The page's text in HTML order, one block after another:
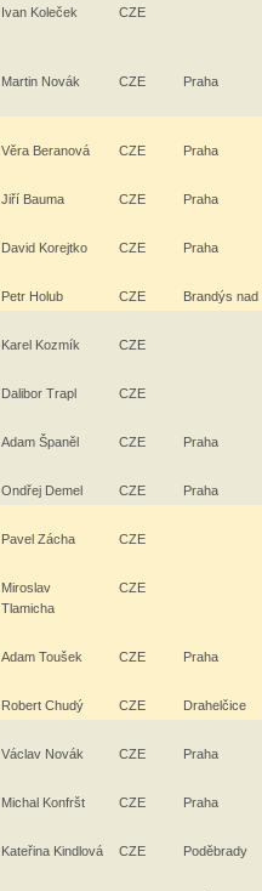
Ivan Koleček CZE
Martin Novák CZE Praha
Věra Beranová CZE Praha
Jiří Bauma CZE Praha
David Korejtko CZE Praha
Petr Holub CZE Brandýs nad
Karel Kozmík CZE
Dalibor Trapl CZE
Adam Španěl CZE Praha
Ondřej Demel CZE Praha
Pavel Zácha CZE
Miroslav
Tlamicha
CZE
Adam Toušek CZE Praha
Robert Chudý CZE Drahelčice
Václav Novák CZE Praha
Michal Konfršt CZE Praha
Kateřina Kindlová CZE Poděbrady